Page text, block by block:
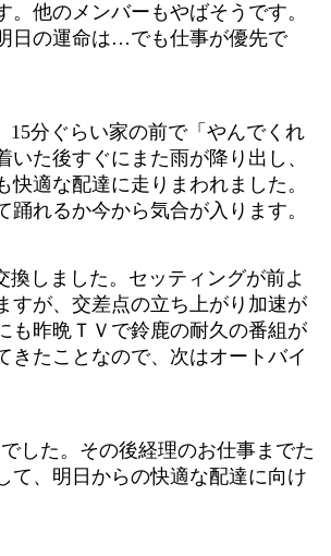
他のメンバーもやばそうです。
日の運命は…でも仕事が優先で
分ぐらい家の前で「やんでくれ
た後すぐにまた雨が降り出し、
適な配達に走りまわれました。
れるか今から気合が入ります。
しました。セッティングが前よ
すが、交差点の立ち上がり加速が
も昨晩ＴＶで鈴鹿の耐久の番組が
たことなので、次はオートバイ
した。その後経理のお仕事までた
て、明日からの快適な配達に向け